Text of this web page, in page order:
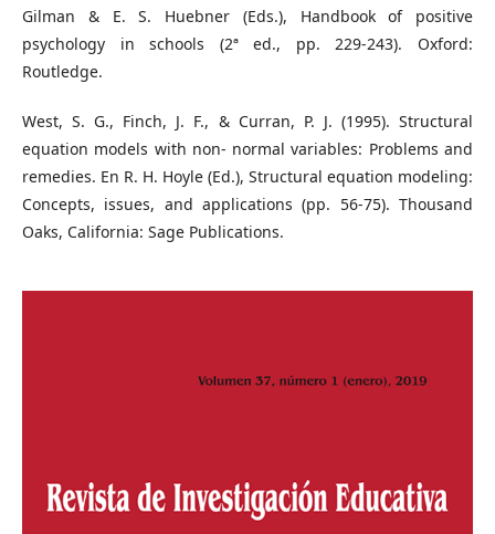
Gilman & E. S. Huebner (Eds.), Handbook of positive
psychology in schools (2ª ed., pp. 229-243). Oxford:
Routledge.
West, S. G., Finch, J. F., & Curran, P. J. (1995). Structural
equation models with non- normal variables: Problems and
remedies. En R. H. Hoyle (Ed.), Structural equation modeling:
Concepts, issues, and applications (pp. 56-75). Thousand
Oaks, California: Sage Publications.